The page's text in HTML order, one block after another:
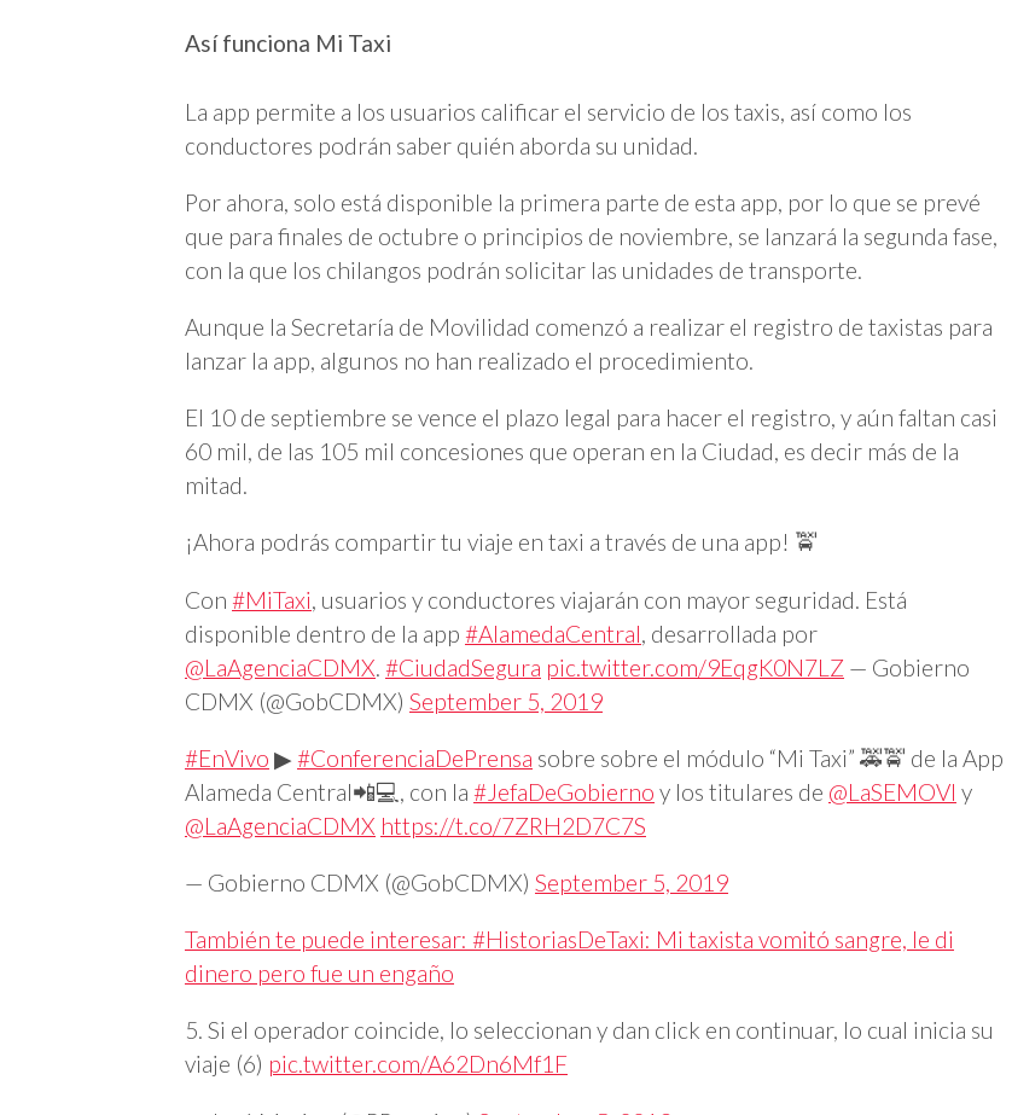
Así funciona Mi Taxi
La app permite a los usuarios calificar el servicio de los taxis, así como los
conductores podrán saber quién aborda su unidad.
Por ahora, solo está disponible la primera parte de esta app, por lo que se prevé
que para finales de octubre o principios de noviembre, se lanzará la segunda fase,
con la que los chilangos podrán solicitar las unidades de transporte.
Aunque la Secretaría de Movilidad comenzó a realizar el registro de taxistas para
lanzar la app, algunos no han realizado el procedimiento.
El 10 de septiembre se vence el plazo legal para hacer el registro, y aún faltan casi
60 mil, de las 105 mil concesiones que operan en la Ciudad, es decir más de la
mitad.
¡Ahora podrás compartir tu viaje en taxi a través de una app! 🚖
Con #MiTaxi, usuarios y conductores viajarán con mayor seguridad. Está
disponible dentro de la app #AlamedaCentral, desarrollada por
@LaAgenciaCDMX. #CiudadSegura pic.twitter.com/9EqgK0N7LZ — Gobierno
CDMX (@GobCDMX) September 5, 2019
#EnVivo ▶ #ConferenciaDePrensa sobre sobre el módulo “Mi Taxi” 🚕🚖 de la App
Alameda Central📲💻, con la #JefaDeGobierno y los titulares de @LaSEMOVI y
@LaAgenciaCDMX https://t.co/7ZRH2D7C7S
— Gobierno CDMX (@GobCDMX) September 5, 2019
También te puede interesar: #HistoriasDeTaxi: Mi taxista vomitó sangre, le di
dinero pero fue un engaño
5. Si el operador coincide, lo seleccionan y dan click en continuar, lo cual inicia su
viaje (6) pic.twitter.com/A62Dn6Mf1F